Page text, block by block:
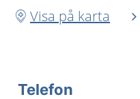
Visa på karta
Telefon